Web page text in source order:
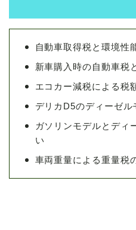
自動車取得税と環境性
新車購入時の自動車税
エコカー減税による税
デリカD5のディーゼル
ガソリンモデルとディ
い
車両重量による重量税